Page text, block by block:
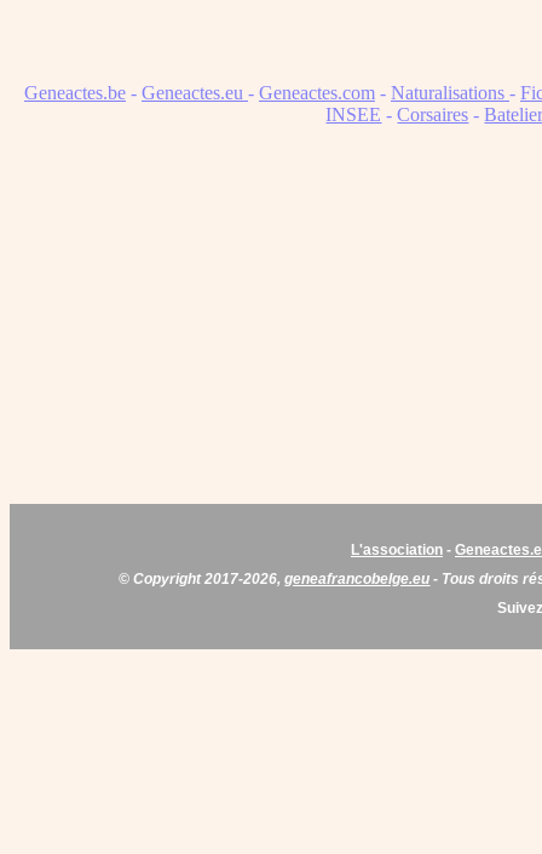
Geneactes.be - Geneactes.eu - Geneactes.com - Naturalisations -
INSEE -Corsaires -
L'association -
© Copyright 2017-2026,geneafrancobelge.eu - Tous droits